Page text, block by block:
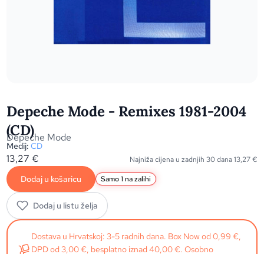
Depeche Mode - Remixes 1981-2004
(CD)
Depeche Mode
Medij: CD
13,27€ Najniža cijena u zadnjih 30 dana13,27€
Dodaj u košaricu Samo 1 na zalihi
Dodaj u listu želja
Dostava u Hrvatskoj: 3-5 radnih dana. Box Now od 0,99 €,
DPD od 3,00 €, besplatno iznad 40,00 €. Osobno